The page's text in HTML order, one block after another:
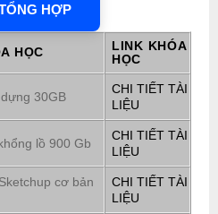
HỢP
HỌC
LINK KHÓA
HỌC
30GB
CHI TIẾT TÀI
LIỆU
lồ 900 Gb
CHI TIẾT TÀI
LIỆU
cơ bản
CHI TIẾT TÀI
LIỆU